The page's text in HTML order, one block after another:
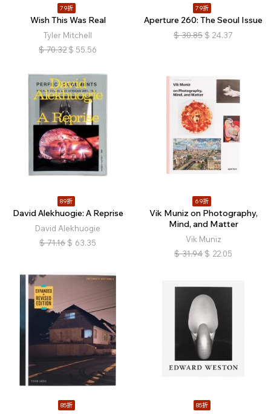
79折
Wish This Was Real
Tyler Mitchell
$ 70.32 $ 55.56
79折
Aperture 260: The Seoul Issue
$ 30.85 $ 24.37
89折
David Alekhuogie: A Reprise
David Alekhuogie
$ 71.16 $ 63.35
69折
Vik Muniz on Photography,
Mind, and Matter
Vik Muniz
$ 31.94 $ 22.05
85折 85折